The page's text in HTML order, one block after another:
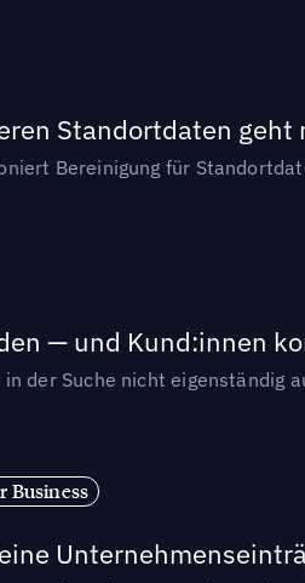
Standortdaten geht
Bereinigung für
— und Kund:innen
der Suche nicht eigenständig
Business